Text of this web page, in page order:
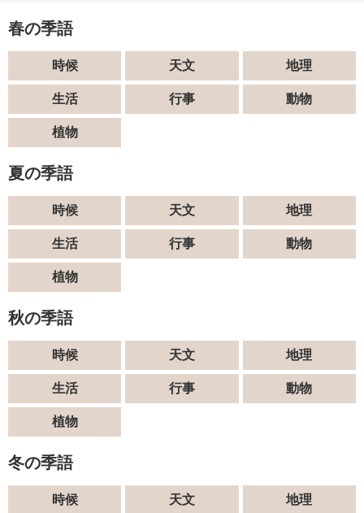
春の季語
時候 天文 地理
生活 行事 動物
植物
夏の季語
時候 天文 地理
生活 行事 動物
植物
秋の季語
時候 天文 地理
生活 行事 動物
植物
冬の季語
時候 天文 地理